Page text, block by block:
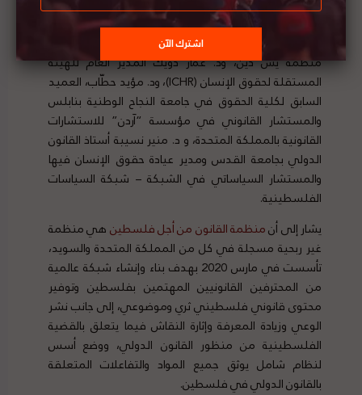
قطاع غزة، وعبير بكر، المحامية المتخصصة في القانون
الجنائي والدستوري والعضو السابق في المجلس العام في
منظمة يش دين، ود. عمار دويك المدير العام للهيئة
المستقلة لحقوق الإنسان (ICHR)، ود. مؤيد حطّاب، العميد
السابق لكلية الحقوق في جامعة النجاح الوطنية بنابلس
والمستشار القانوني في مؤسسة “آردن” للاستشارات
القانونية بالمملكة المتحدة، و د. منير نسيبة أستاذ القانون
الدولي بجامعة القدس ومدير عيادة حقوق الإنسان فيها
والمستشار السياساتي في الشبكة – شبكة السياسات
الفلسطينية.
يشار إلى أنمنظمة القانون من أجل فلسطينهي منظمة
غير ربحية مسجلة في كل من المملكة المتحدة والسويد،
تأسست في مارس 2020 بهدف بناء وإنشاء شبكة عالمية
من المحترفين القانونيين المهتمين بفلسطين وتوفير
محتوى قانوني فلسطيني ثري وموضوعي، إلى جانب نشر
الوعي وزيادة المعرفة وإثارة النقاش فيما يتعلق بالقضية
الفلسطينية من منظور القانون الدولي، ووضع أسس
لنظام شامل يوثق جميع المواد والتفاعلات المتعلقة
بالقانون الدولي في فلسطين.